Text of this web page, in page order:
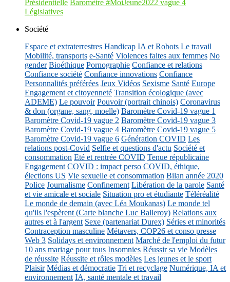
Présidentielle Baromètre #MoiJeune2022 vague 4
Législatives
Société
Espace et extraterrestres Handicap IA et Robots Le travail
Mobilité, transports e-Santé Violences faites aux femmes No
gender Bioéthique Pornographie Confiance et relations
Confiance société Confiance innovations Confiance
Personnalités préférées Jeux Vidéos Sexisme Santé Europe
Engagement et citoyenneté Transition écologique (avec
ADEME) Le pouvoir Pouvoir (portrait chinois) Coronavirus
& don (organe, sang, moelle) Baromètre Covid-19 vague 1
Baromètre Covid-19 vague 2 Baromètre Covid-19 vague 3
Baromètre Covid-19 vague 4 Baromètre Covid-19 vague 5
Baromètre Covid-19 vague 6 Génération COVID Les
relations post-Covid Selfie et questions d'actu Société et
consommation Eté et rentrée COVID Tenue républicaine
Engagement COVID : impact perso COVID, éthique,
élections US Vie sexuelle et consommation Bilan année 2020
Police Journalisme Confinement Libération de la parole Santé
et vie amicale et sociale Situation pro et étudiante Téléréalité
Le monde de demain (avec Léa Moukanas) Le monde tel
qu'ils l'espèrent (Carte blanche Luc Balleroy) Relations aux
autres et à l'argent Sexe (partenariat Durex) Séries et minorités
Contraception masculine Métavers, COP26 et conso presse
Web 3 Solidays et environnement Marché de l'emploi du futur
10 ans mariage pour tous Insomnies Réussir sa vie Modèles
de réussite Réussite et rôles modèles Les jeunes et le sport
Plaisir Médias et démocratie Tri et recyclage Numérique, IA et
environnement IA, santé mentale et travail